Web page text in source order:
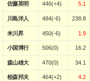
佐藤英明 446(+4) 5.1
川島洋人 484(-6) 238.8
米川昇 450(-6) 1.9
小国博行 506(0) 16.2
森山雄大 470(0) 34.1
桧森邦夫 464(+2) 4.2